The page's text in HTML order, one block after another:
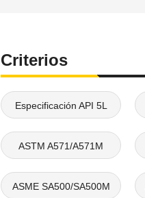
Criterios
Especificación API 5L
ASTM A571/A571M
ASME SA500/SA500M